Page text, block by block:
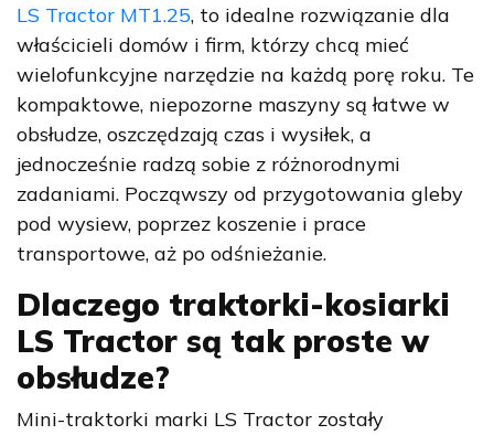
LS Tractor MT1.25, to idealne rozwiązanie dla
właścicieli domów i firm, którzy chcą mieć
wielofunkcyjne narzędzie na każdą porę roku. Te
kompaktowe, niepozorne maszyny są łatwe w
obsłudze, oszczędzają czas i wysiłek, a
jednocześnie radzą sobie z różnorodnymi
zadaniami. Począwszy od przygotowania gleby
pod wysiew, poprzez koszenie i prace
transportowe, aż po odśnieżanie.
Dlaczego traktorki-kosiarki
LS Tractor są tak proste w
obsłudze?
Mini-traktorki marki LS Tractor zostały